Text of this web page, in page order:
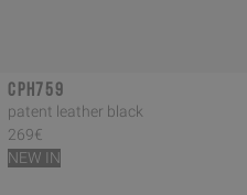
CPH759
patent leather black
269€
NEW IN